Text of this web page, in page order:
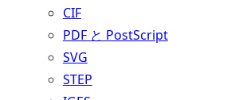
CIF
PDF と PostScript
SVG
STEP